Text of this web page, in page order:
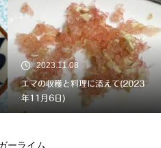
2023.11.08
エマの収穫と料理に添えて(2023
年11月6日)
ーライム